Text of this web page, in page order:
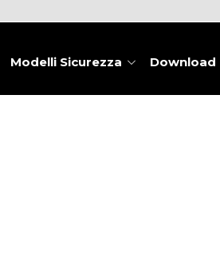
Modelli Sicurezza Download